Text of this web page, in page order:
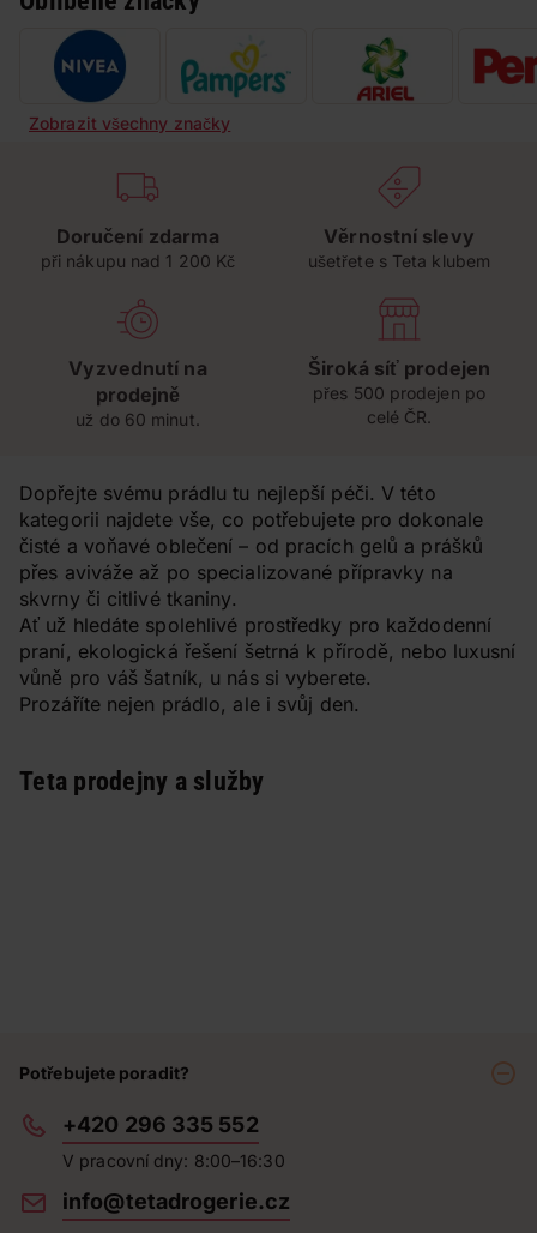
Zobrazit všechny značky
Doručení zdarma
při nákupu nad 1 200 Kč
Věrnostní slevy
ušetřete s Teta klubem
Vyzvednutí na
prodejně
už do 60 minut.
Široká síť prodejen
přes 500 prodejen po
celé ČR.
Dopřejte svému prádlu tu nejlepší péči. V této
kategorii najdete vše, co potřebujete pro dokonale
čisté a voňavé oblečení – od pracích gelů a prášků
přes aviváže až po specializované přípravky na
skvrny či citlivé tkaniny.
Ať už hledáte spolehlivé prostředky pro každodenní
praní, ekologická řešení šetrná k přírodě, nebo luxusní
vůně pro váš šatník, u nás si vyberete.
Prozáříte nejen prádlo, ale i svůj den.
Teta prodejny a služby
Potřebujete poradit?
+420 296 335 552
V pracovní dny: 8:00–16:30
info@tetadrogerie.cz